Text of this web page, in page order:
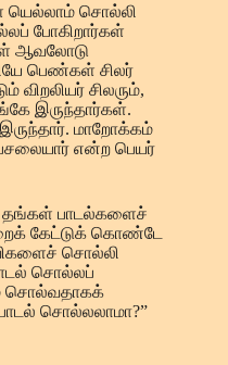
யெல்லாம் சொல்லி
போகிறார்கள்
ஆவலோடு
பெண்கள் சிலர்
விறலியர் சிலரும்,
இருந்தார்கள்.
மாறோக்கம்
என்ற பெயர்
தங்கள் பாடல்களைச்
கேட்டுக் கொண்டே
சொல்லி
சொல்லப்
சொல்வதாகக்
சொல்லலாமா?”